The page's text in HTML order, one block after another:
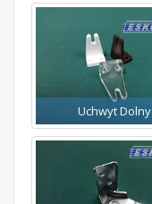
Uchwyt Dolny